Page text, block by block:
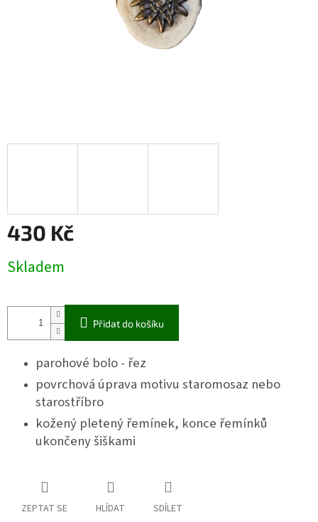
430 Kč
cena:
Skladem
Přidat do košíku
parohové bolo - řez
povrchová úprava motivu staromosaz nebo
starostříbro
kožený pletený řemínek, konce řemínků
ukončeny šiškami
ZEPTAT SE HLÍDAT SDÍLET